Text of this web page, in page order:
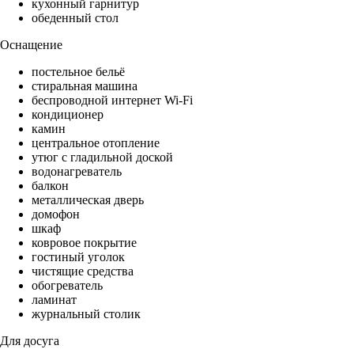
кухонный гарнитур
обеденный стол
Оснащение
постельное бельё
стиральная машина
беспроводной интернет Wi-Fi
кондиционер
камин
центральное отопление
утюг с гладильной доской
водонагреватель
балкон
металлическая дверь
домофон
шкаф
ковровое покрытие
гостиный уголок
чистящие средства
обогреватель
ламинат
журнальный столик
Для досуга